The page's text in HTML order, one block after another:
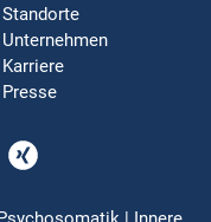
Standorte
Unternehmen
Karriere
Presse